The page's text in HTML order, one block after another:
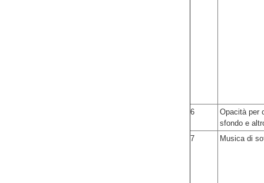
6
Opacità per
sfondo e
7
Musica di